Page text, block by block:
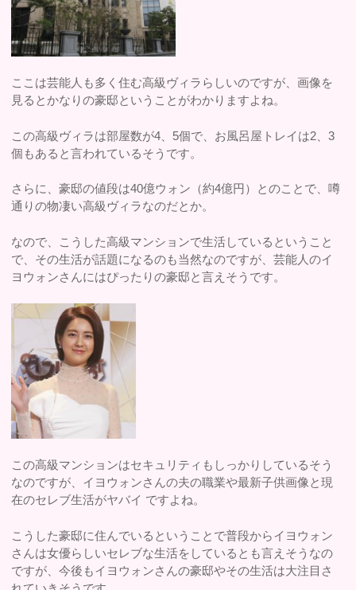
ここは芸能人も多く住む高級ヴィラらしいのですが、画像を
見るとかなりの豪邸ということがわかりますよね。
この高級ヴィラは部屋数が4、5個で、お風呂屋トレイは2、3
個もあると言われているそうです。
さらに、豪邸の値段は40億ウォン（約4億円）とのことで、噂
通りの物凄い高級ヴィラなのだとか。
なので、こうした高級マンションで生活しているということ
で、その生活が話題になるのも当然なのですが、芸能人のイ
ヨウォンさんにはぴったりの豪邸と言えそうです。
この高級マンションはセキュリティもしっかりしているそう
なのですが、イヨウォンさんの夫の職業や最新子供画像と現
在のセレブ生活がヤバイ ですよね。
こうした豪邸に住んでいるということで普段からイヨウォン
さんは女優らしいセレブな生活をしているとも言えそうなの
ですが、今後もイヨウォンさんの豪邸やその生活は大注目さ